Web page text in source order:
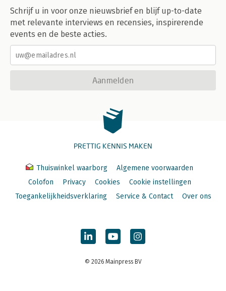
Schrijf u in voor onze nieuwsbrief en blijf up-to-date
met relevante interviews en recensies, inspirerende
events en de beste acties.
Aanmelden
PRETTIG KENNIS MAKEN
Thuiswinkel waarborg
Algemene voorwaarden
Colofon
Privacy Cookies
Cookie instellingen
Toegankelijkheidsverklaring
Service & Contact Over ons
© 2026 Mainpress BV